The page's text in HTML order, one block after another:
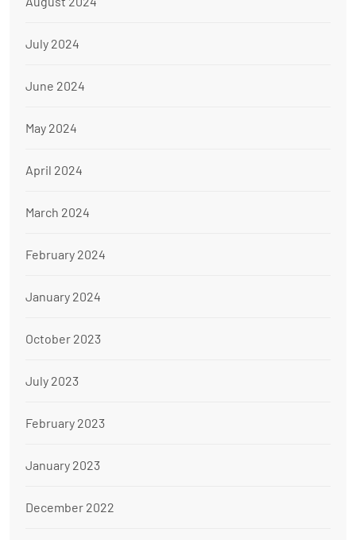
July 2024
June 2024
May 2024
April 2024
March 2024
February 2024
January 2024
October 2023
July 2023
February 2023
January 2023
December 2022